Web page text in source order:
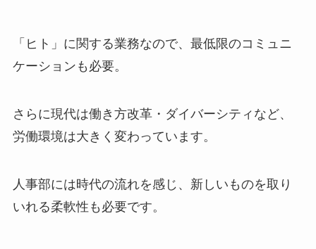
「ヒト」に関する業務なので、最低限のコミュニ
ケーションも必要。
さらに現代は働き方改革・ダイバーシティなど、
労働環境は大きく変わっています。
人事部には時代の流れを感じ、新しいものを取り
いれる柔軟性も必要です。